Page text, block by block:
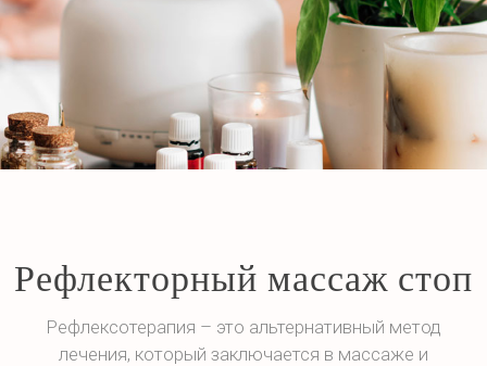
Рефлекторный массаж стоп
Рефлексотерапия – это альтернативный метод
лечения, который заключается в массаже и